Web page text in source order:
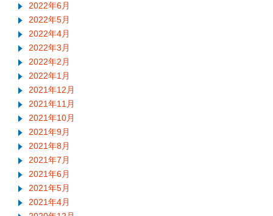
2022年6月
2022年5月
2022年4月
2022年3月
2022年2月
2022年1月
2021年12月
2021年11月
2021年10月
2021年9月
2021年8月
2021年7月
2021年6月
2021年5月
2021年4月